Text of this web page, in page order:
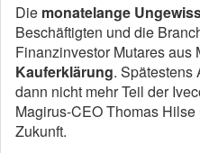
Die monatelange
Beschäftigten und die
Finanzinvestor Mutares
Kauferklärung. Spätestens
dann nicht mehr Teil der
Magirus-CEO Thomas
Zukunft.